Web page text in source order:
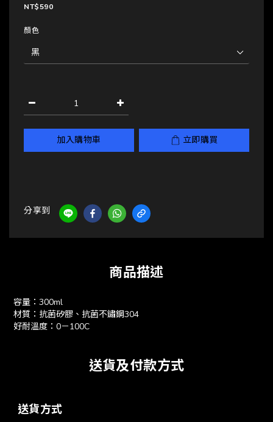
NT$590
顏色
加入購物車 立即購買
分享到
商品描述
容量：300ml
材質：抗菌矽膠、抗菌不鏽鋼304
好耐溫度：0－100C
送貨及付款方式
送貨方式